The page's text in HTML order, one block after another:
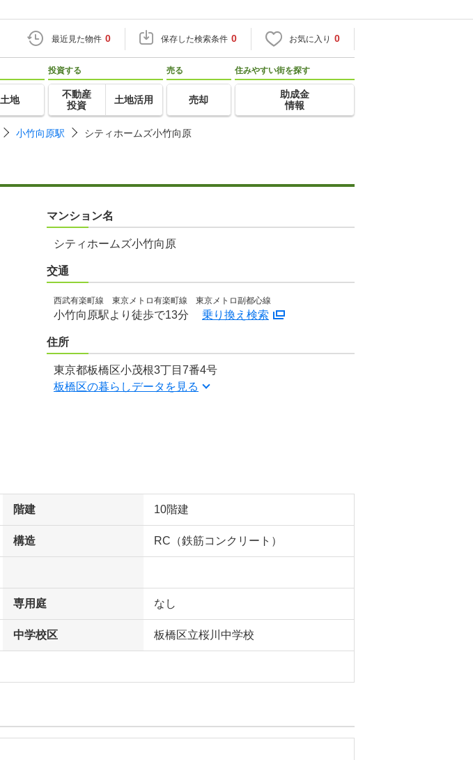
最近見た物件 0 保存した検索条件 0 お気に入り 0
土地
投資する
不動産
投資
土地活用
売る
売却
住みやすい街を探す
助成金
情報
小竹向原駅 シティホームズ小竹向原
マンション名
シティホームズ小竹向原
交通
西武有楽町線 東京メトロ有楽町線 東京メトロ副都心線
小竹向原駅より徒歩で13分 乗り換え検索
住所
東京都板橋区小茂根3丁目7番4号
板橋区の暮らしデータを見る
階建 10階建
構造 RC（鉄筋コンクリート）
専用庭 なし
中学校区 板橋区立桜川中学校